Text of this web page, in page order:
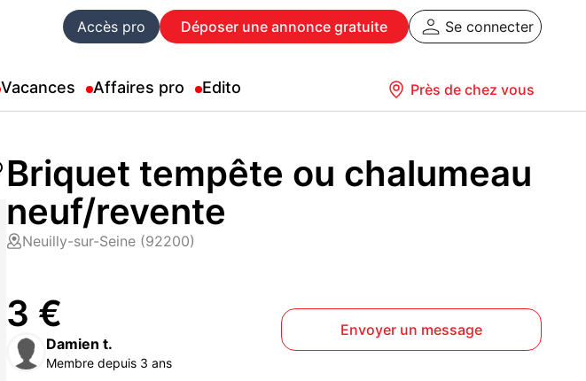
Accès pro Déposer une annonce gratuite Se connecter
Vacances Affaires pro Edito Près de chez vous
Briquet tempête ou chalumeau
neuf/revente
Neuilly-sur-Seine (92200)
3 €
Damien t.
Membre depuis 3 ans
Envoyer un message